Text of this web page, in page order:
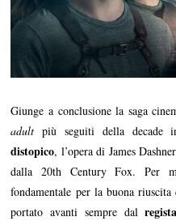
Giunge a conclusione la saga
adult più seguiti della decade
distopico, l’opera di James
dalla 20th Century Fox. Per
fondamentale per la buona
portato avanti sempre dalregista